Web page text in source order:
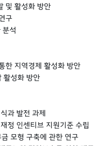
및 활성화 방안
구
석
한 지역경제 활성화 방안
활성화 방안
과 발전 과제
정 인센티브 지원기준 수립
모형 구축에 관한 연구